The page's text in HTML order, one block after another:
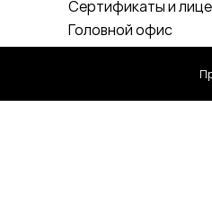
Сертификаты и
Головной офис
Контакты